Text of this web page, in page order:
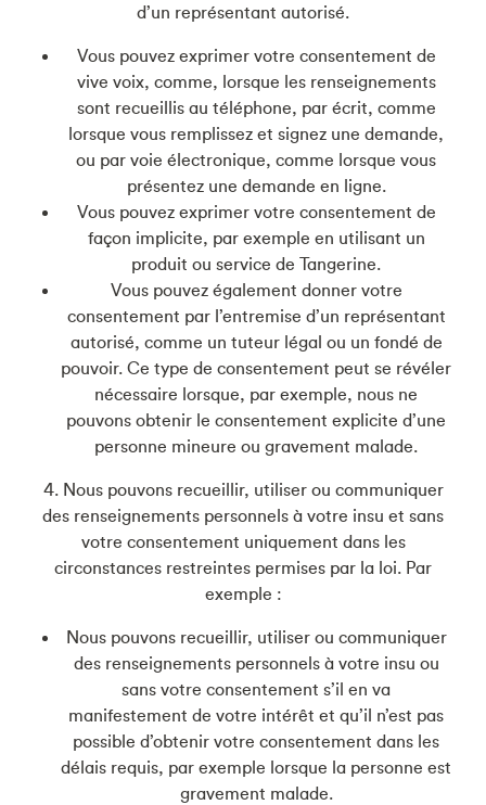
d’un représentant autorisé.
Vous pouvez exprimer votre consentement de
vive voix, comme, lorsque les renseignements
sont recueillis au téléphone, par écrit, comme
lorsque vous remplissez et signez une demande,
ou par voie électronique, comme lorsque vous
présentez une demande en ligne.
Vous pouvez exprimer votre consentement de
façon implicite, par exemple en utilisant un
produit ou service de Tangerine.
Vous pouvez également donner votre
consentement par l’entremise d’un représentant
autorisé, comme un tuteur légal ou un fondé de
pouvoir. Ce type de consentement peut se révéler
nécessaire lorsque, par exemple, nous ne
pouvons obtenir le consentement explicite d’une
personne mineure ou gravement malade.
4. Nous pouvons recueillir, utiliser ou communiquer
des renseignements personnels à votre insu et sans
votre consentement uniquement dans les
circonstances restreintes permises par la loi. Par
exemple :
Nous pouvons recueillir, utiliser ou communiquer
des renseignements personnels à votre insu ou
sans votre consentement s’il en va
manifestement de votre intérêt et qu’il n’est pas
possible d’obtenir votre consentement dans les
délais requis, par exemple lorsque la personne est
gravement malade.